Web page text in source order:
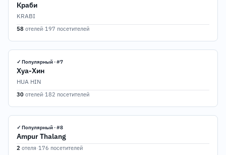
Краби
KRABI
58 отелей·197 посетителей
✓ Популярный · #7
Хуа-Хин
HUA HIN
30 отелей·182 посетителей
✓ Популярный · #8
Ampur Thalang
2 отеля·176 посетителей